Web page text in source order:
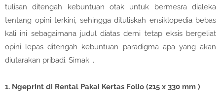
tulisan ditengah kebuntuan otak untuk bermesra dialeka
tentang opini terkini, sehingga dituliskah ensiklopedia bebas
kali ini sebagaimana judul diatas demi tetap eksis bergeliat
opini lepas ditengah kebuntuan paradigma apa yang akan
diutarakan pribadi. Simak ..
1. Ngeprint di Rental Pakai Kertas Folio (215 x 330 mm )